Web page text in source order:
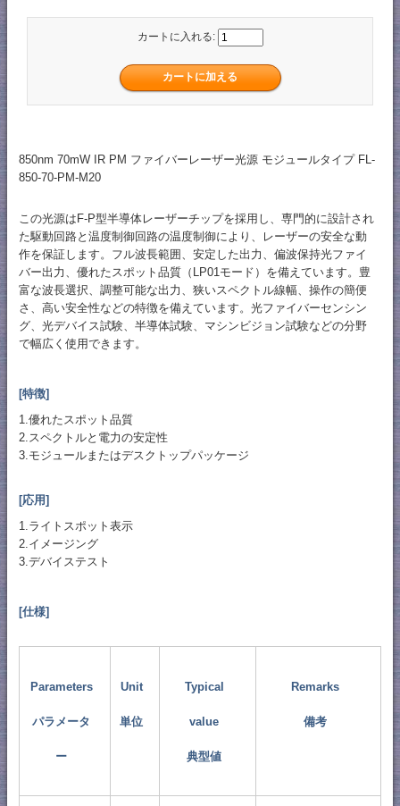
カートに入れる:
850nm 70mW IR PM ファイバーレーザー光源 モジュールタイプ FL-
850-70-PM-M20
この光源はF-P型半導体レーザーチップを採用し、専門的に設計され
た駆動回路と温度制御回路の温度制御により、レーザーの安全な動
作を保証します。フル波長範囲、安定した出力、偏波保持光ファイ
バー出力、優れたスポット品質（LP01モード）を備えています。豊
富な波長選択、調整可能な出力、狭いスペクトル線幅、操作の簡便
さ、高い安全性などの特徴を備えています。光ファイバーセンシン
グ、光デバイス試験、半導体試験、マシンビジョン試験などの分野
で幅広く使用できます。
[特徴]
1.優れたスポット品質
2.スペクトルと電力の安定性
3.モジュールまたはデスクトップパッケージ
[応用]
1.ライトスポット表示
2.イメージング
3.デバイステスト
[仕様]
Parameters
パラメータ
ー
Unit
単位
Typical
value
典型値
Remarks
備考